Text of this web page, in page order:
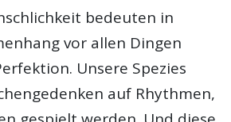
bedeuten in
vor allen Dingen
Unsere Spezies
auf Rhythmen,